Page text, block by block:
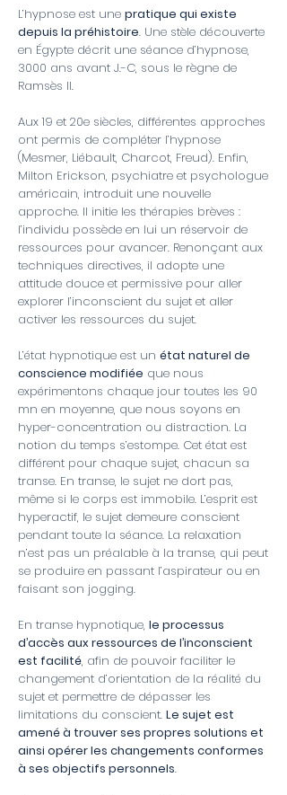
L’hypnose est une pratique qui existe
depuis la préhistoire. Une stèle découverte
en Égypte décrit une séance d’hypnose,
3000 ans avant J.-C, sous le règne de
Ramsès II.
Aux 19 et 20e siècles, différentes approches
ont permis de compléter l’hypnose
(Mesmer, Liébault, Charcot, Freud). Enfin,
Milton Erickson, psychiatre et psychologue
américain, introduit une nouvelle
approche. Il initie les thérapies brèves :
l’individu possède en lui un réservoir de
ressources pour avancer. Renonçant aux
techniques directives, il adopte une
attitude douce et permissive pour aller
explorer l’inconscient du sujet et aller
activer les ressources du sujet.
L’état hypnotique est un état naturel de
conscience modifiée que nous
expérimentons chaque jour toutes les 90
mn en moyenne, que nous soyons en
hyper-concentration ou distraction. La
notion du temps s’estompe. Cet état est
différent pour chaque sujet, chacun sa
transe. En transe, le sujet ne dort pas,
même si le corps est immobile. L’esprit est
hyperactif, le sujet demeure conscient
pendant toute la séance. La relaxation
n’est pas un préalable à la transe, qui peut
se produire en passant l’aspirateur ou en
faisant son jogging.
En transe hypnotique, le processus
d’accès aux ressources de l’inconscient
est facilité, afin de pouvoir faciliter le
changement d’orientation de la réalité du
sujet et permettre de dépasser les
limitations du conscient. Le sujet est
amené à trouver ses propres solutions et
ainsi opérer les changements conformes
à ses objectifs personnels.